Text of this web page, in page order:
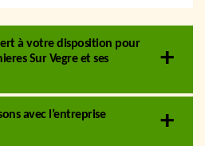
à votre disposition pour
Sur Vegre et ses
avec l’entreprise